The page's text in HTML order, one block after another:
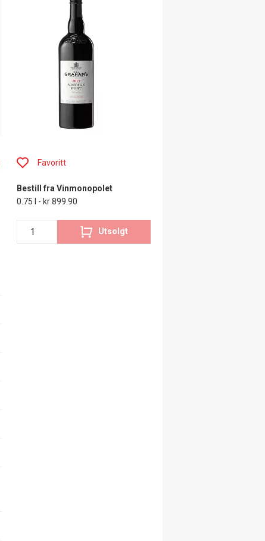
Favoritt
Bestill fra Vinmonopolet
0.75 l - kr 899.90
Utsolgt